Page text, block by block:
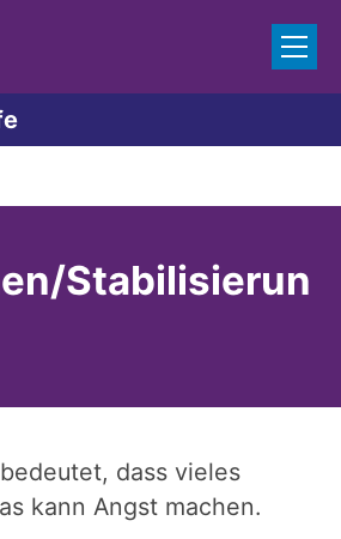
Stabilisierun
dass vieles
kann Angst machen.